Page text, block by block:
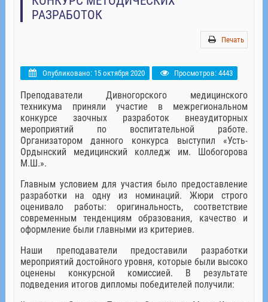
РАЗРАБОТОК
Печать
Опубликовано: 15 октября 2020 Просмотров: 4443
Преподаватели Дивногорского медицинского
техникума приняли участие в межрегиональном
конкурсе заочных разработок внеаудиторных
мероприятий по воспитательной работе.
Организатором данного конкурса выступил «Усть-
Ордынский медицинский колледж им. Шобогорова
М.Ш.».
Главным условием для участия было предоставление
разработки на одну из номинаций. Жюри строго
оценивало работы: оригинальность, соответствие
современным тенденциям образования, качество и
оформление были главными из критериев.
Наши преподаватели предоставили разработки
мероприятий достойного уровня, которые были высоко
оценены конкурсной комиссией. В результате
подведения итогов дипломы победителей получили: